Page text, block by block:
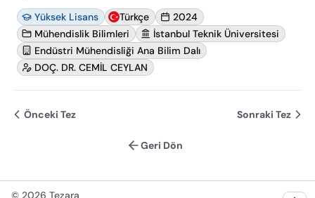
Yüksek Lisans Türkçe
2024
Mühendislik Bilimleri
İstanbul Teknik Üniversitesi
Endüstri Mühendisliği Ana Bilim Dalı
DOÇ. DR. CEMİL CEYLAN
Önceki Tez Sonraki Tez
Geri Dön
© 2026 Tezara